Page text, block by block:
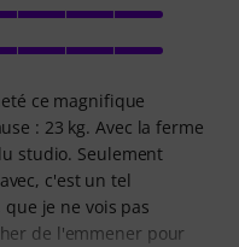
ce magnifique
: 23 kg. Avec la ferme
studio. Seulement
c'est un tel
je ne vois pas
de l'emmener pour